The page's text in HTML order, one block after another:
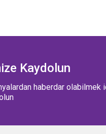
Kaydolun
haberdar olabilmek